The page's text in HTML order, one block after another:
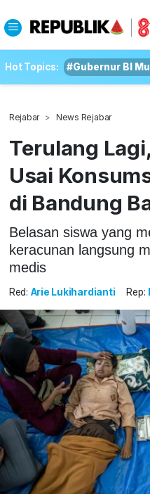
Hot Topics: #Gubernur BI
Rejabar News Rejabar
Terulang
Usai
di Bandung
Belasan siswa yang
keracunan langsung
medis
Red: Arie Lukihardianti Rep: